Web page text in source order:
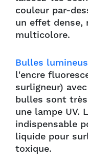
couleur par-
un effet
multicolore.
Bulles
l'encre
surligneur)
bulles sont
une lampe UV.
indispensable
liquide pour
toxique.